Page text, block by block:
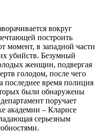
вокруг
построить
момент, в западной части
убийств. Безумный
женщин, подвергая
голодом, после чего
последнее время полиция
были обнаружены
поручает
академии – Кларисе
серьезным